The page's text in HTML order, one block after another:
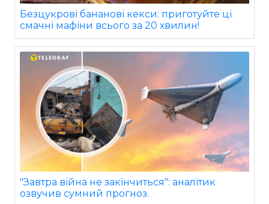
Безцукрові бананові кекси: приготуйте ці
смачні мафіни всього за 20 хвилин!
"Завтра війна не закінчиться": аналітик
озвучив сумний прогноз.